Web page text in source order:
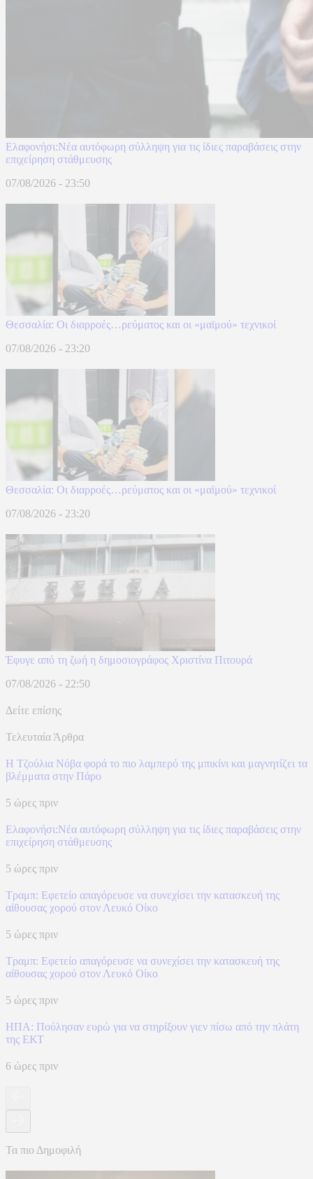
Ελαφονήσι:Νέα αυτόφωρη σύλληψη για τις ίδιες παραβάσεις στην
επιχείρηση στάθμευσης
07/08/2026 - 23:50
Θεσσαλία: Οι διαρροές…ρεύματος και οι «μαϊμού» τεχνικοί
07/08/2026 - 23:20
Θεσσαλία: Οι διαρροές…ρεύματος και οι «μαϊμού» τεχνικοί
07/08/2026 - 23:20
Έφυγε από τη ζωή η δημοσιογράφος Χριστίνα Πιτουρά
07/08/2026 - 22:50
Δείτε επίσης
Τελευταία Άρθρα
Η Τζούλια Νόβα φορά το πιο λαμπερό της μπικίνι και μαγνητίζει τα
βλέμματα στην Πάρο
5 ώρες πριν
Ελαφονήσι:Νέα αυτόφωρη σύλληψη για τις ίδιες παραβάσεις στην
επιχείρηση στάθμευσης
5 ώρες πριν
Τραμπ: Εφετείο απαγόρευσε να συνεχίσει την κατασκευή της
αίθουσας χορού στον Λευκό Οίκο
5 ώρες πριν
Τραμπ: Εφετείο απαγόρευσε να συνεχίσει την κατασκευή της
αίθουσας χορού στον Λευκό Οίκο
5 ώρες πριν
ΗΠΑ: Πούλησαν ευρώ για να στηρίξουν γιεν πίσω από την πλάτη
της ΕΚΤ
6 ώρες πριν
Τα πιο Δημοφιλή